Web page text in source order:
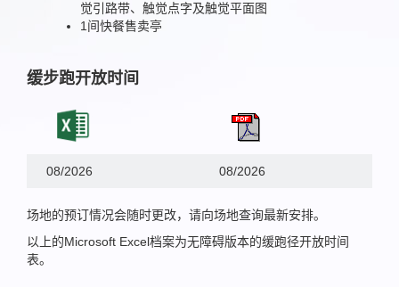
觉引路带、触觉点字及触觉平面图
1间快餐售卖亭
缓步跑开放时间
08/2026 08/2026
场地的预订情况会随时更改，请向场地查询最新安排。
以上的Microsoft Excel档案为无障碍版本的缓跑径开放时间
表。